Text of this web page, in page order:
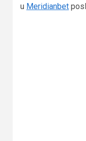
u Meridianbet